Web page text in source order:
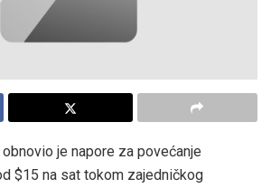
je napore za povećanje
$15 na sat tokom zajedničkog